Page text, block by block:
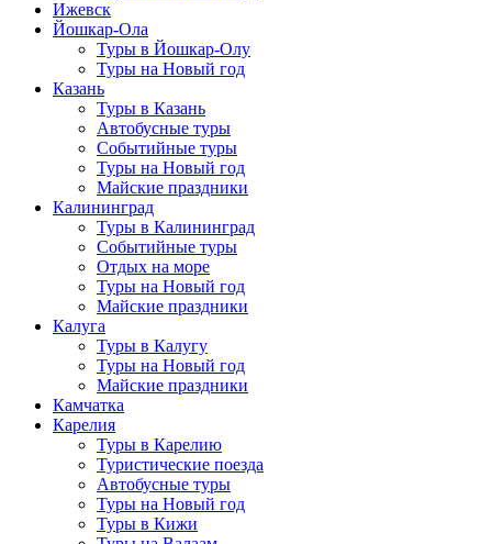
Ижевск
Йошкар-Ола
Туры в Йошкар-Олу
Туры на Новый год
Казань
Туры в Казань
Автобусные туры
Событийные туры
Туры на Новый год
Майские праздники
Калининград
Туры в Калининград
Событийные туры
Отдых на море
Туры на Новый год
Майские праздники
Калуга
Туры в Калугу
Туры на Новый год
Майские праздники
Камчатка
Карелия
Туры в Карелию
Туристические поезда
Автобусные туры
Туры на Новый год
Туры в Кижи